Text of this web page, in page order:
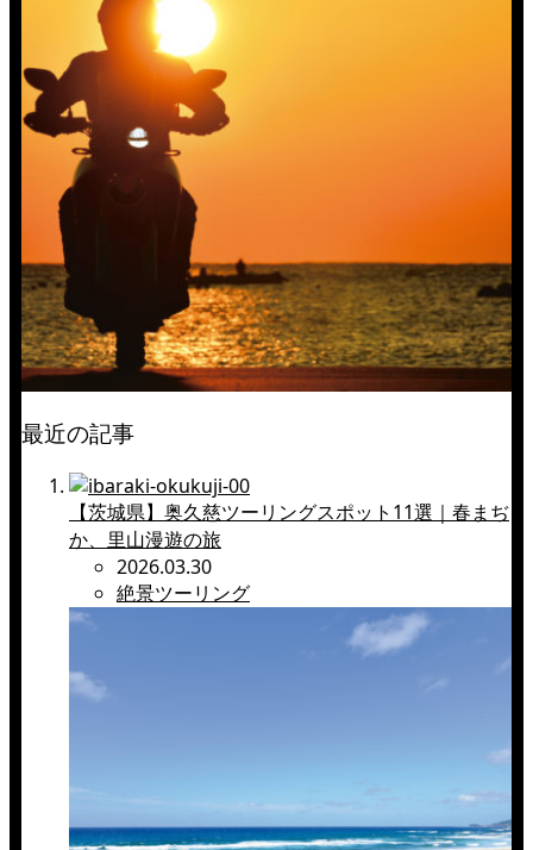
最近の記事
【茨城県】奥久慈ツーリングスポット11選｜春まぢ
か、里山漫遊の旅
2026.03.30
絶景ツーリング